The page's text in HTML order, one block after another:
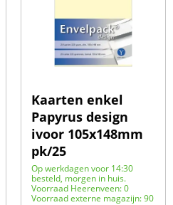
Kaarten enkel
Papyrus design
ivoor 105x148mm
pk/25
Op werkdagen voor 14:30
besteld, morgen in huis.
Voorraad Heerenveen: 0
Voorraad externe magazijn: 90